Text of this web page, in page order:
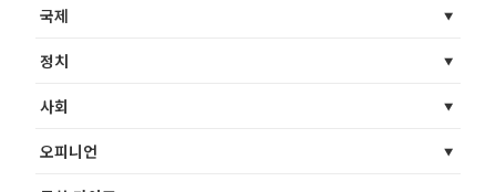
국제
정치
사회
오피니언